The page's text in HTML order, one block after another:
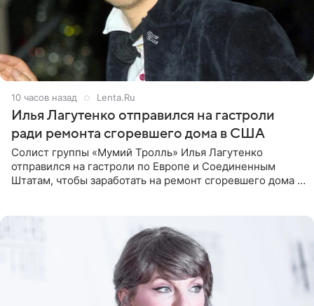
10 часов назад Lenta.Ru
Илья Лагутенко отправился на гастроли
ради ремонта сгоревшего дома в США
Солист группы «Мумий Тролль» Илья Лагутенко
отправился на гастроли по Европе и Соединенным
Штатам, чтобы заработать на ремонт сгоревшего дома в